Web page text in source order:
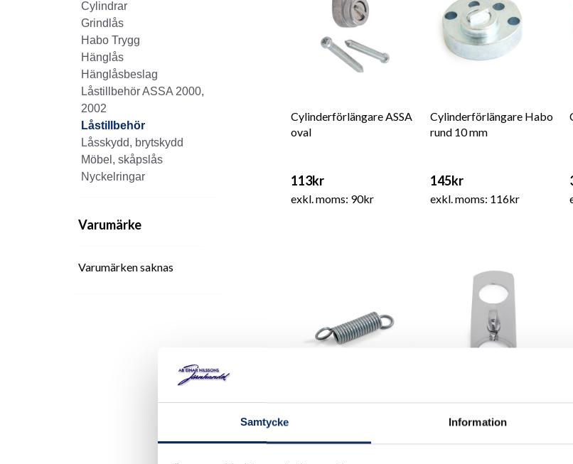
Samtycke Information
Cylindrar
Grindlås
Habo Trygg
Hänglås
Hänglåsbeslag
Låstillbehör ASSA 2000,
2002
Låstillbehör
Låsskydd, brytskydd
Möbel, skåpslås
Nyckelringar
Varumärke
Varumärken saknas
Cylinderförlängare ASSA
oval
113kr
exkl. moms: 90kr
Cylinderförlängare Habo
rund 10 mm
145kr
exkl. moms: 116kr
Vredskylt 64